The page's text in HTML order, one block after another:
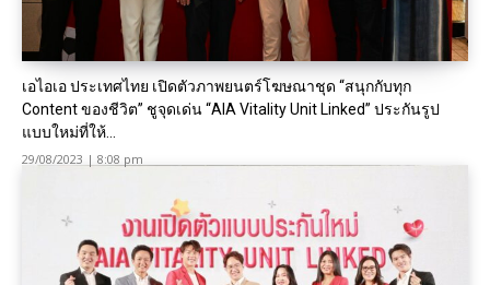
เอไอเอ ประเทศไทย เปิดตัวภาพยนตร์โฆษณาชุด “สนุกกับทุก
Content ของชีวิต” ชูจุดเด่น “AIA Vitality Unit Linked” ประกันรูป
แบบใหม่ที่ให้...
29/08/2023 | 8:08 pm